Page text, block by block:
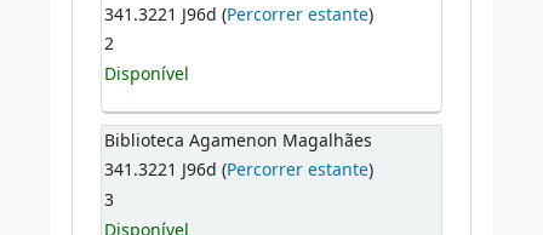
341.3221 J96d (Percorrer estante)
2
Disponível
Biblioteca Agamenon Magalhães
341.3221 J96d (Percorrer estante)
3